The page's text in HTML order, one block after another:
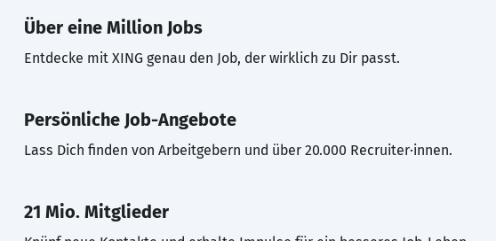
Über eine Million Jobs
Entdecke mit XING genau den Job, der wirklich zu Dir passt.
Persönliche Job-Angebote
Lass Dich finden von Arbeitgebern und über 20.000 Recruiter·innen.
21 Mio. Mitglieder